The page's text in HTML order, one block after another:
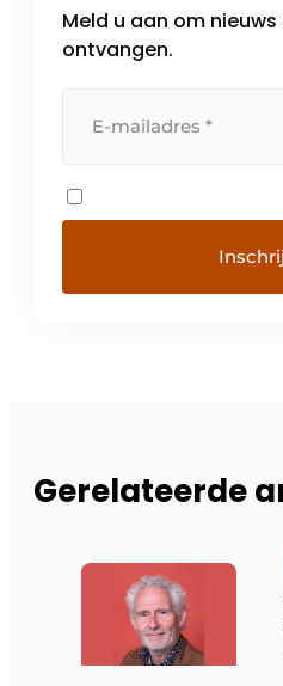
Meld u aan om
ontvangen.
Gerelateerde